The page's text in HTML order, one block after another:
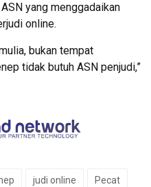
yang menggadaikan
online.
bukan tempat
tidak butuh ASN penjudi,”
judi online Pecat